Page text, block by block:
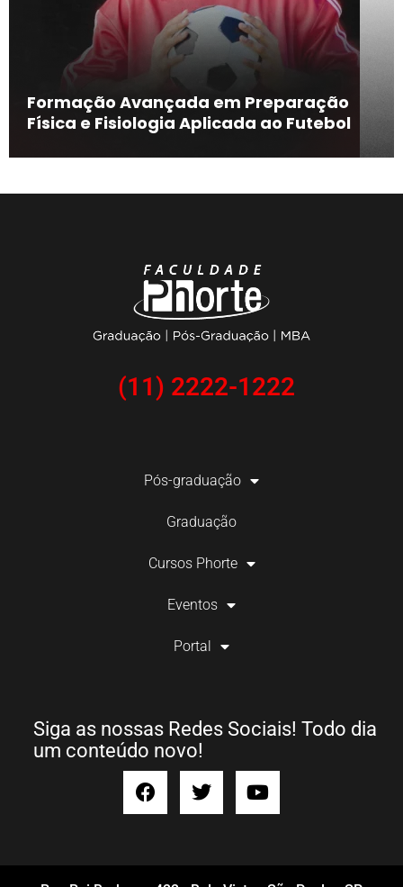
Formação Avançada em Preparação
Física e Fisiologia Aplicada ao Futebol
(11) 2222-1222
Pós-graduação
Graduação
Cursos Phorte
Eventos
Portal
Siga as nossas Redes Sociais! Todo dia
um conteúdo novo!